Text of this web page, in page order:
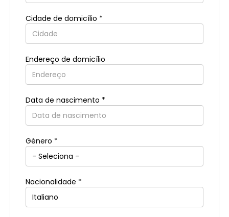
Cidade de domicílio *
Endereço de domicílio
País de residência *
Distrito/Região de residência *
Cidade de residência
Data de nascimento *
Género *
Nacionalidade *